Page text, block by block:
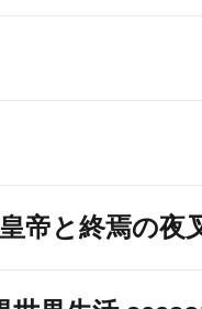
帝と終焉の夜